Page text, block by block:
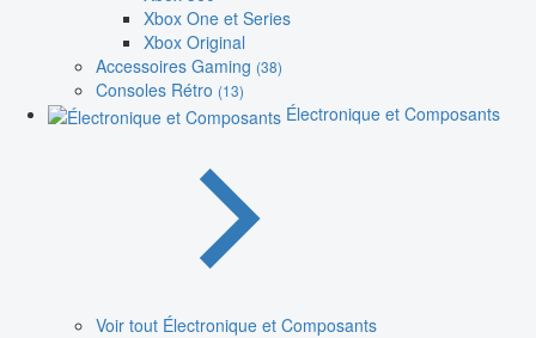
Xbox One et Series
Xbox Original
Accessoires Gaming (38)
Consoles Rétro (13)
Électronique et Composants
Voir tout Électronique et Composants